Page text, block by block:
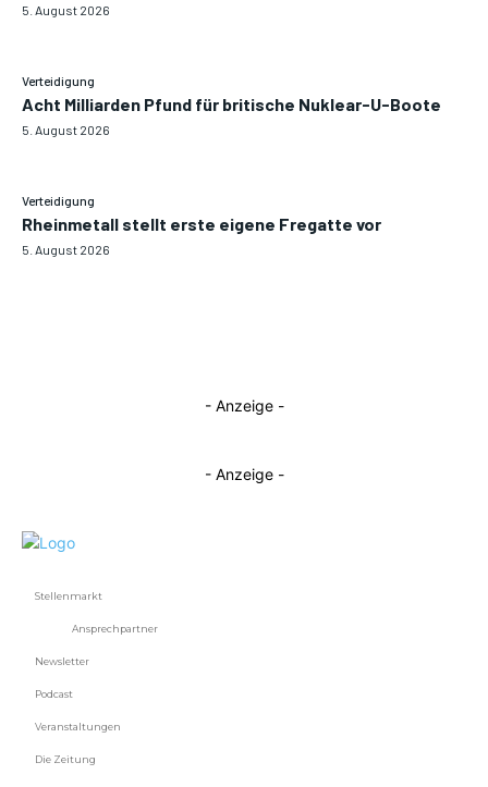
5. August 2026
Verteidigung
Acht Milliarden Pfund für britische Nuklear-U-Boote
5. August 2026
Verteidigung
Rheinmetall stellt erste eigene Fregatte vor
5. August 2026
- Anzeige -
- Anzeige -
Stellenmarkt
Ansprechpartner
Newsletter
Podcast
Veranstaltungen
Die Zeitung